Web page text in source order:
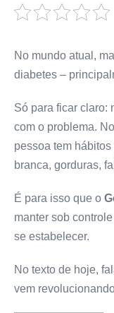
No mundo atual,
diabetes –
Só para ficar claro:
com o problema.
pessoa tem
branca, gorduras,
É para isso que o
manter sob
se estabelecer.
No texto de hoje,
vem